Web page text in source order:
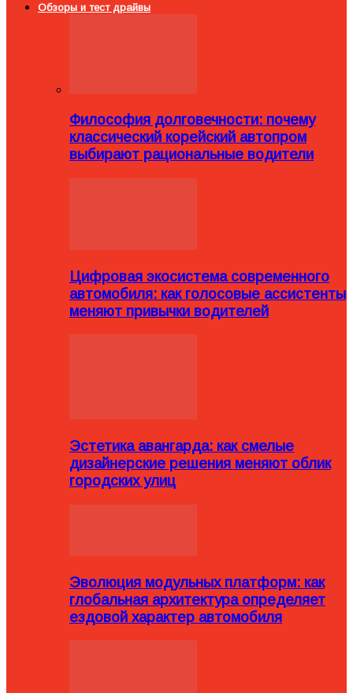
Обзоры и тест драйвы
Философия долговечности: почему
классический корейский автопром
выбирают рациональные водители
Цифровая экосистема современного
автомобиля: как голосовые ассистенты
меняют привычки водителей
Эстетика авангарда: как смелые
дизайнерские решения меняют облик
городских улиц
Эволюция модульных платформ: как
глобальная архитектура определяет
ездовой характер автомобиля